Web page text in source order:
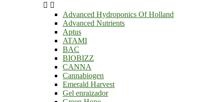
 
Advanced Hydroponics Of Holland
Advanced Nutrients
Aptus
ATAMI
BAC
BIOBIZZ
CANNA
Cannabiogen
Emerald Harvest
Gel enraizador